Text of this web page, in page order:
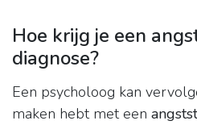
Hoe krijg je een
diagnose?
Een psycholoog kan
maken hebt met een